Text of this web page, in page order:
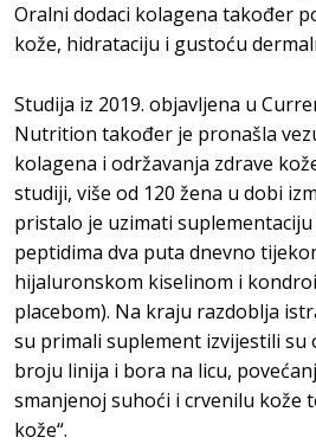
Oralni dodaci kolagena također
kože, hidrataciju i gustoću
Studija iz 2019. objavljena u
Nutrition također je pronašla
kolagena i održavanja zdrave
studiji, više od 120 žena u dobi
pristalo je uzimati
peptidima dva puta dnevno
hijaluronskom kiselinom i
placebom). Na kraju razdoblja
su primali suplement izvijestili su
broju linija i bora na licu,
smanjenoj suhoći i crvenilu kože
kože“.